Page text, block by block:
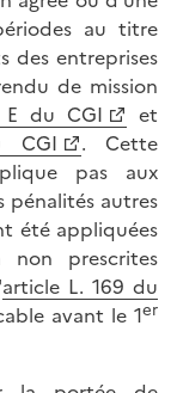
au titre
des entreprises
de mission
du CGI
et
CGI
. Cette
pas aux
pénalités autres
été appliquées
non prescrites
article L. 169 du
avant le 1er